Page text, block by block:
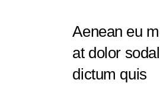
Aenean eu
at dolor
dictum quis